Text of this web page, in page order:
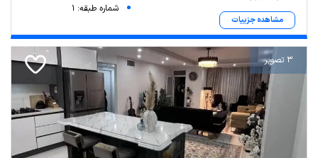
مشاهده جزییات
شماره طبقه: 1
3 تصویر